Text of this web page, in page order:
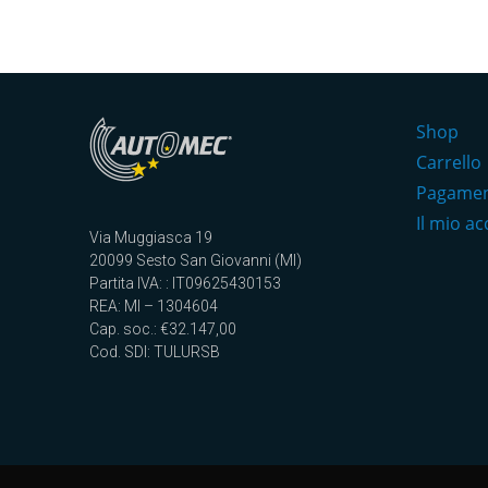
Via Muggiasca 19
20099 Sesto San Giovanni (MI)
Partita IVA: : IT09625430153
REA: MI – 1304604
Cap. soc.: €32.147,00
Cod. SDI: TULURSB
Shop
Carrello
Il mio